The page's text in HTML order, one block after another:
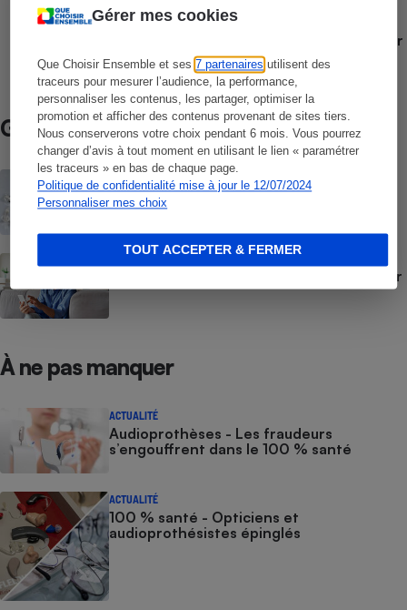
Gérer mes cookies
Que Choisir Ensemble et ses7 partenaires utilisent des
traceurs pour mesurer l’audience, la performance,
personnaliser les contenus, les partager, optimiser la
promotion et afficher des contenus provenant de sites tiers.
Nous conserverons votre choix pendant 6 mois. Vous pourrez
changer d’avis à tout moment en utilisant le lien « paramétrer
les traceurs » en bas de chaque page.
Politique de confidentialité mise à jour le 12/07/2024
Personnaliser mes choix
TOUT ACCEPTER & FERMER
COMPARATIF
Téléphones mobiles et smartphones pour
seniors
Guide d’achat
Prothèses auditives - Bien choisir ses
audioprothèses
Téléphones mobiles pour seniors - Moins
de fonctionnalités et plus simple à utiliser
À ne pas manquer
ACTUALITÉ
Audioprothèses - Les fraudeurs
s’engouffrent dans le 100 % santé
ACTUALITÉ
100 % santé - Opticiens et
audioprothésistes épinglés